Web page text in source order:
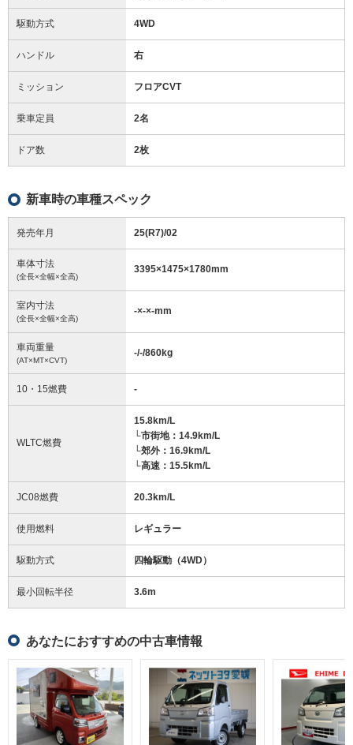
駆動方式 4WD
ハンドル 右
ミッション フロアCVT
乗車定員 2名
ドア数 2枚
新車時の車種スペック
発売年月 25(R7)/02
車体寸法
(全長×全幅×全高)
3395×1475×1780mm
室内寸法
(全長×全幅×全高)
-×-×-mm
車両重量
(AT×MT×CVT)
-/-/860kg
10・15燃費 -
WLTC燃費
15.8km/L
└市街地：14.9km/L
└郊外：16.9km/L
└高速：15.5km/L
JC08燃費 20.3km/L
使用燃料 レギュラー
駆動方式 四輪駆動（4WD）
最小回転半径 3.6m
あなたにおすすめの中古車情報